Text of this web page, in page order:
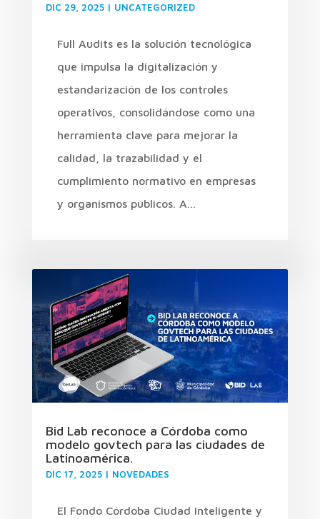
DIC 29, 2025| UNCATEGORIZED
Full Audits es la solución tecnológica
que impulsa la digitalización y
estandarización de los controles
operativos, consolidándose como una
herramienta clave para mejorar la
calidad, la trazabilidad y el
cumplimiento normativo en empresas
y organismos públicos. A...
Bid Lab reconoce a Córdoba como
modelo govtech para las ciudades de
Latinoamérica.
DIC 17, 2025| NOVEDADES
El Fondo Córdoba Ciudad Inteligente y